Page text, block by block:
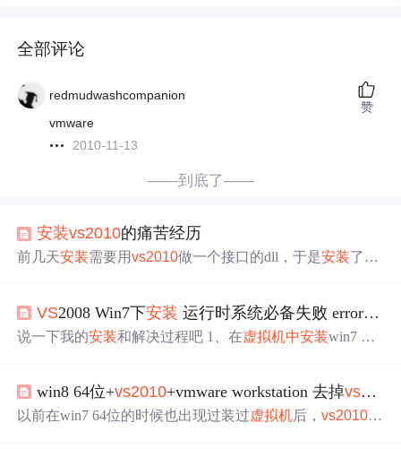
全部评论
redmudwashcompanion
vmware
2010-11-13
赞
——到底了——
安装vs2010的痛苦经历
前几天安装需要用vs2010做一个接口的dll，于是安装了 vs
从网上找了许多方法，也没有用，没办法，只能在虚拟机
里面安装win7，最后把vs2010 安装好，这一次终于成功
VS2008 Win7下安装 运行时系统必备失败 error1603
说一下我的安装和解决过程吧 1、在虚拟机中安装win7 旗
mework3.5，然后完全安装，一路顺畅下去，到“运行时系
统必备”时就等了好久，然后报失败，看了下日志有个error
win8 64位+vs2010+vmware workstation 去掉vs2010
以前在win7 64位的时候也出现过装过虚拟机后，vs2010启